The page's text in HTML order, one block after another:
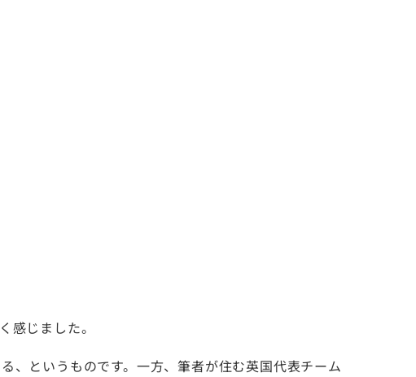
じました。
、というものです。一方、筆者が住む英国代表チーム